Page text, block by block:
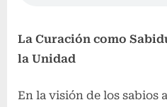
La Curación como
la Unidad
En la visión de los sabios